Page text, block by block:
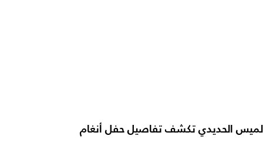
لميس الحديدي تكشف تفاصيل حفل أنغام